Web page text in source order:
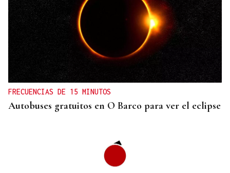
FRECUENCIAS DE 15 MINUTOS
Autobuses gratuitos en O Barco para ver el eclipse